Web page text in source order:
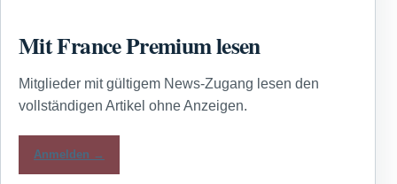
Mit France Premium lesen
Mitglieder mit gültigem News-Zugang lesen den
vollständigen Artikel ohne Anzeigen.
Anmelden →